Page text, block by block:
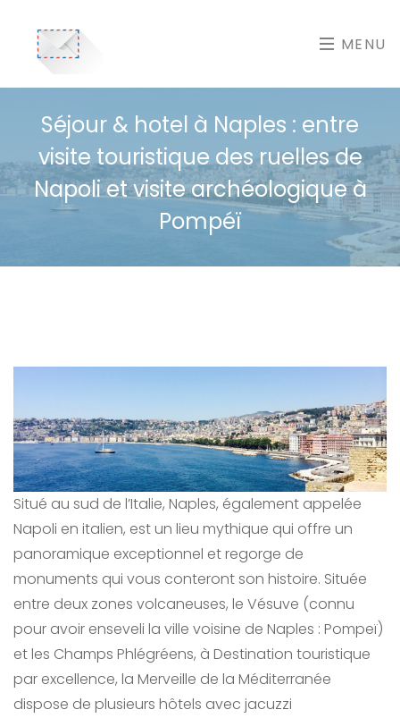
MENU
Séjour & hotel à Naples : entre
visite touristique des ruelles de
Napoli et visite archéologique à
Pompéï
Situé au sud de l’Italie, Naples, également appelée
Napoli en italien, est un lieu mythique qui offre un
panoramique exceptionnel et regorge de
monuments qui vous conteront son histoire. Située
entre deux zones volcaneuses, le Vésuve (connu
pour avoir enseveli la ville voisine de Naples : Pompeï)
et les Champs Phlégréens, à Destination touristique
par excellence, la Merveille de la Méditerranée
dispose de plusieurs hôtels avec jacuzzi